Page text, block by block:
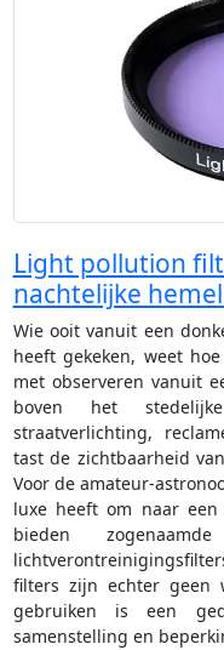
Light pollution
nachtelijke
Wie ooit vanuit een
heeft gekeken, weet
met observeren vanuit
boven het
straatverlichting,
tast de zichtbaarheid
Voor de amateur-
luxe heeft om naar een
bieden
filters zijn echter geen
gebruiken is een
samenstelling en